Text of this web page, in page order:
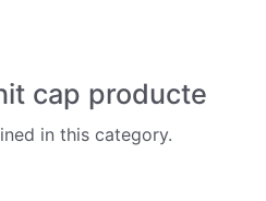
cap producte
in this category.